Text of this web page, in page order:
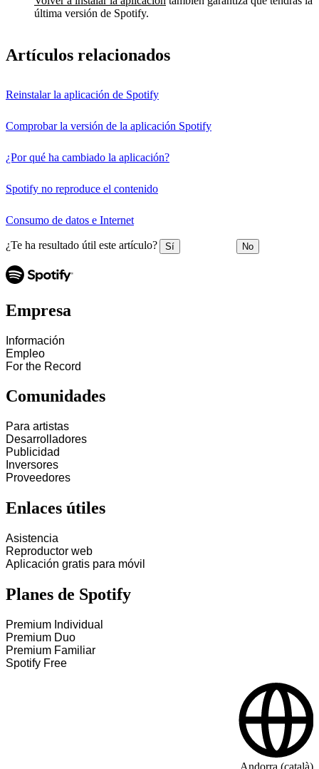
última versión de Spotify.
Artículos relacionados
Reinstalar la aplicación de Spotify
Comprobar la versión de la aplicación Spotify
¿Por qué ha cambiado la aplicación?
Spotify no reproduce el contenido
Consumo de datos e Internet
¿Te ha resultado útil este artículo? Sí No
Empresa
Información
Empleo
For the Record
Comunidades
Para artistas
Desarrolladores
Publicidad
Inversores
Proveedores
Enlaces útiles
Asistencia
Reproductor web
Aplicación gratis para móvil
Planes de Spotify
Premium Individual
Premium Duo
Premium Familiar
Spotify Free
Andorra (català)